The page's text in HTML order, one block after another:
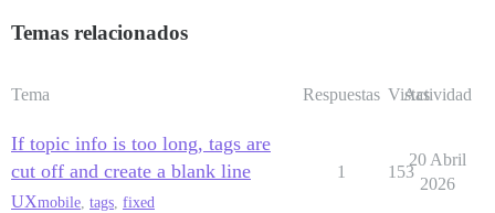
Temas relacionados
Tema Respuestas Vistas
Actividad
If topic info is too long, tags are
cut off and create a blank line
UXmobile tags fixed
1 153
20 Abril
2026